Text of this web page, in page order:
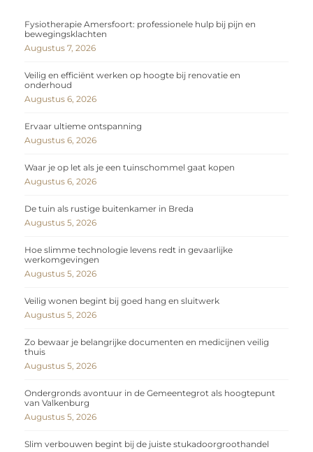
Fysiotherapie Amersfoort: professionele hulp bij pijn en
bewegingsklachten
Augustus 7, 2026
Veilig en efficiënt werken op hoogte bij renovatie en
onderhoud
Augustus 6, 2026
Ervaar ultieme ontspanning
Augustus 6, 2026
Waar je op let als je een tuinschommel gaat kopen
Augustus 6, 2026
De tuin als rustige buitenkamer in Breda
Augustus 5, 2026
Hoe slimme technologie levens redt in gevaarlijke
werkomgevingen
Augustus 5, 2026
Veilig wonen begint bij goed hang en sluitwerk
Augustus 5, 2026
Zo bewaar je belangrijke documenten en medicijnen veilig
thuis
Augustus 5, 2026
Ondergronds avontuur in de Gemeentegrot als hoogtepunt
van Valkenburg
Augustus 5, 2026
Slim verbouwen begint bij de juiste stukadoorgroothandel